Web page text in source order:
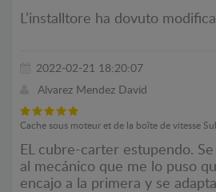
L’installtore ha dovuto
2022-02-21 18:20:07
Alvarez Mendez David
Cache sous moteur et de la boîte de vitesse
EL cubre-carter estupendo.
al mecánico que me lo puso
encajo a la primera y se